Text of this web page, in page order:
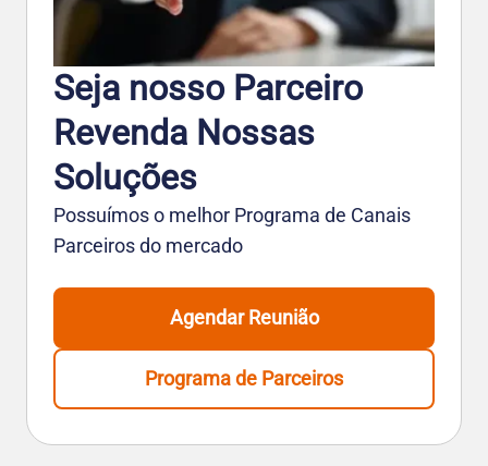
Seja nosso Parceiro
Revenda Nossas
Soluções
Possuímos o melhor Programa de Canais
Parceiros do mercado
Agendar Reunião
Programa de Parceiros